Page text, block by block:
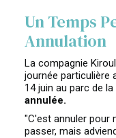
Un Temps
Annulation
La compagnie
journée particulière
14 juin au parc de
annulée.
"C'est annuler pour
passer, mais